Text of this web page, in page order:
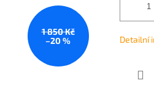
1 850 Kč
–20 %
Detailní